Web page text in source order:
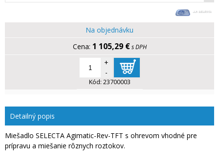
Na objednávku
1 105,29 € s DPH
+
-
Kód: 23700003
Detailný popis
Miešadlo SELECTA Agimatic-Rev-TFT s ohrevom vhodné pre
prípravu a miešanie rôznych roztokov.